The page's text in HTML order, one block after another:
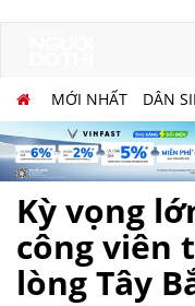
MỚI NHẤT DÂN
Kỳ vọng
công viên
lòng Tây